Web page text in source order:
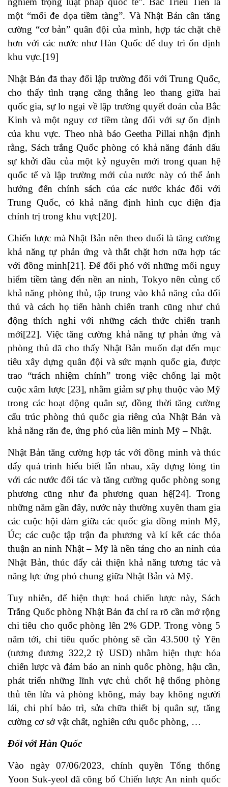
một “mối đe dọa tiềm tàng”. Và Nhật Bản cần tăng
cường “cơ bản” quân đội của mình, hợp tác chặt chẽ
hơn với các nước như Hàn Quốc để duy trì ổn định
khu vực.[19]
Nhật Bản đã thay đổi lập trường đối với Trung Quốc,
cho thấy tình trạng căng thẳng leo thang giữa hai
quốc gia, sự lo ngại về lập trường quyết đoán của Bắc
Kinh và một nguy cơ tiềm tàng đối với sự ổn định
của khu vực. Theo nhà báo Geetha Pillai nhận định
rằng, Sách trắng Quốc phòng có khả năng đánh dấu
sự khởi đầu của một kỷ nguyên mới trong quan hệ
quốc tế và lập trường mới của nước này có thể ảnh
hưởng đến chính sách của các nước khác đối với
Trung Quốc, có khả năng định hình cục diện địa
chính trị trong khu vực[20].
Chiến lược mà Nhật Bản nên theo đuổi là tăng cường
khả năng tự phản ứng và thắt chặt hơn nữa hợp tác
với đồng minh[21]. Để đối phó với những mối nguy
hiểm tiềm tàng đến nền an ninh, Tokyo nên củng cố
khả năng phòng thủ, tập trung vào khả năng của đối
thủ và cách họ tiến hành chiến tranh cũng như chủ
động thích nghi với những cách thức chiến tranh
mới[22]. Việc tăng cường khả năng tự phản ứng và
phòng thủ đã cho thấy Nhật Bản muốn đạt đến mục
tiêu xây dựng quân đội và sức mạnh quốc gia, được
trao “trách nhiệm chính” trong việc chống lại một
cuộc xâm lược [23], nhằm giảm sự phụ thuộc vào Mỹ
trong các hoạt động quân sự, đồng thời tăng cường
cấu trúc phòng thủ quốc gia riêng của Nhật Bản và
khả năng răn đe, ứng phó của liên minh Mỹ – Nhật.
Nhật Bản tăng cường hợp tác với đồng minh và thúc
đẩy quá trình hiểu biết lẫn nhau, xây dựng lòng tin
với các nước đối tác và tăng cường quốc phòng song
phương cũng như đa phương quan hệ[24]. Trong
những năm gần đây, nước này thường xuyên tham gia
các cuộc hội đàm giữa các quốc gia đồng minh Mỹ,
Úc; các cuộc tập trận đa phương và kí kết các thỏa
thuận an ninh Nhật – Mỹ là nền tảng cho an ninh của
Nhật Bản, thúc đẩy cải thiện khả năng tương tác và
năng lực ứng phó chung giữa Nhật Bản và Mỹ.
Tuy nhiên, để hiện thực hoá chiến lược này, Sách
Trắng Quốc phòng Nhật Bản đã chỉ ra rõ cần mở rộng
chi tiêu cho quốc phòng lên 2% GDP. Trong vòng 5
năm tới, chi tiêu quốc phòng sẽ cần 43.500 tỷ Yên
(tương đương 322,2 tỷ USD) nhằm hiện thực hóa
chiến lược và đảm bảo an ninh quốc phòng, hậu cần,
phát triển những lĩnh vực chủ chốt hệ thống phòng
thủ tên lửa và phòng không, máy bay không người
lái, chi phí bảo trì, sửa chữa thiết bị quân sự, tăng
cường cơ sở vật chất, nghiên cứu quốc phòng, …
Đối với Hàn Quốc
Vào ngày 07/06/2023, chính quyền Tổng thống
Yoon Suk-yeol đã công bố Chiến lược An ninh quốc